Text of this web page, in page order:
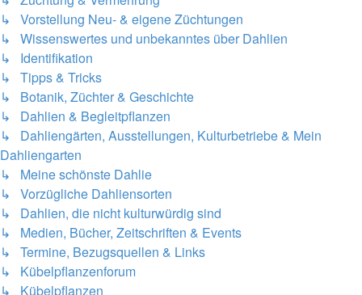
↳ Vorstellung Neu- & eigene Züchtungen
↳ Wissenswertes und unbekanntes über Dahlien
↳ Identifikation
↳ Tipps & Tricks
↳ Botanik, Züchter & Geschichte
↳ Dahlien & Begleitpflanzen
↳ Dahliengärten, Ausstellungen, Kulturbetriebe & Mein
Dahliengarten
↳ Meine schönste Dahlie
↳ Vorzügliche Dahliensorten
↳ Dahlien, die nicht kulturwürdig sind
↳ Medien, Bücher, Zeitschriften & Events
↳ Termine, Bezugsquellen & Links
↳ Kübelpflanzenforum
↳ Kübelpflanzen